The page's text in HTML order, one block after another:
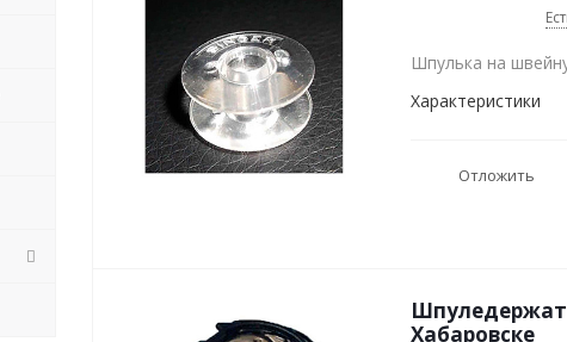
Шпулька на
Характеристики
Отложить
Хабаровске